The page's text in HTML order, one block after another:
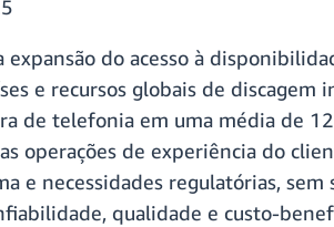
expansão do acesso à
e recursos globais de
de telefonia em uma média de
operações de experiência do
e necessidades regulatórias,
qualidade e custo-